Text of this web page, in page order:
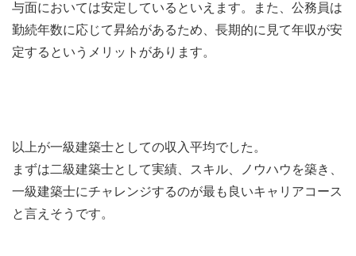
与面においては安定しているといえます。また、公務員は
勤続年数に応じて昇給があるため、長期的に見て年収が安
定するというメリットがあります。
以上が一級建築士としての収入平均でした。
まずは二級建築士として実績、スキル、ノウハウを築き、
一級建築士にチャレンジするのが最も良いキャリアコース
と言えそうです。